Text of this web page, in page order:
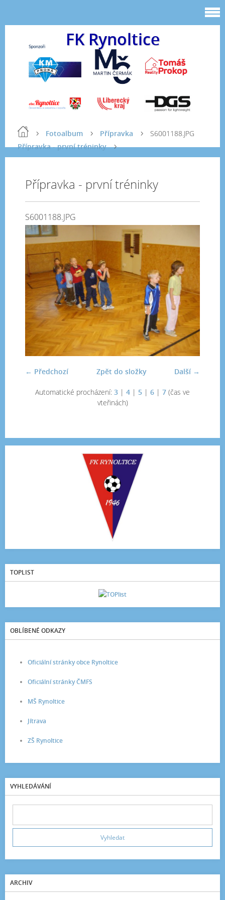
FK Rynoltice
Fotoalbum
Přípravka
Přípravka - první tréninky
S6001188.JPG
Přípravka - první tréninky
S6001188.JPG
← Předchozí Další →
Zpět do složky
Automatické procházení: 3 | 4 | 5 | 6 | 7 (čas ve
vteřinách)
TOPLIST
OBLÍBENÉ ODKAZY
Oficiální stránky obce Rynoltice
Oficiální stránky ČMFS
MŠ Rynoltice
Jítrava
ZŠ Rynoltice
VYHLEDÁVÁNÍ
ARCHIV